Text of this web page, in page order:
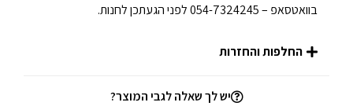
בוואטסאפ – 054-7324245 לפני הגעתכן לחנות.
החלפות והחזרות
יש לך שאלה לגבי המוצר?